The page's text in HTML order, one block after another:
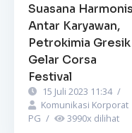
Suasana Harmonis
Antar Karyawan,
Petrokimia Gresik
Gelar Corsa
Festival
15 Juli 2023 11:34 /
Komunikasi Korporat
PG / 3990x dilihat